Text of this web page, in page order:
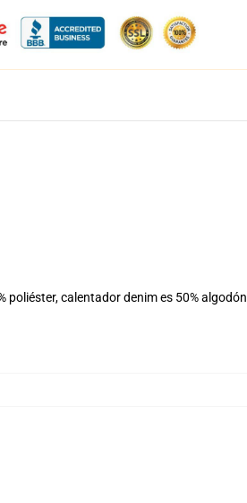
calentador denim es 50% algodón